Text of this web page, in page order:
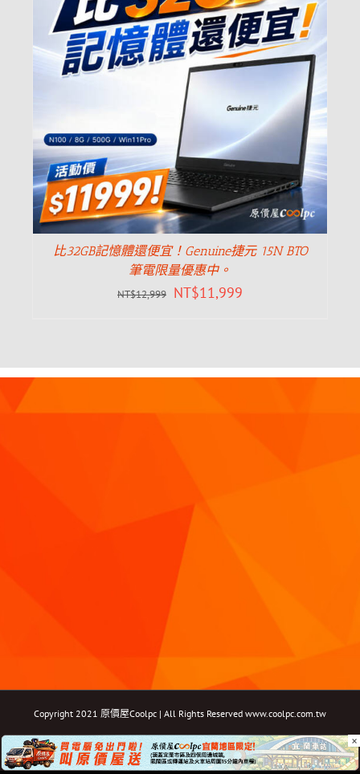
比32GB記憶體還便宜！Genuine捷元 15N BTO
筆電限量優惠中。
NT$12,999 NT$11,999
Copyright 2021 原價屋Coolpc | All Rights Reserved www.coolpc.com.tw
FacebookInstagramYouTubeTwitterEmail: ×